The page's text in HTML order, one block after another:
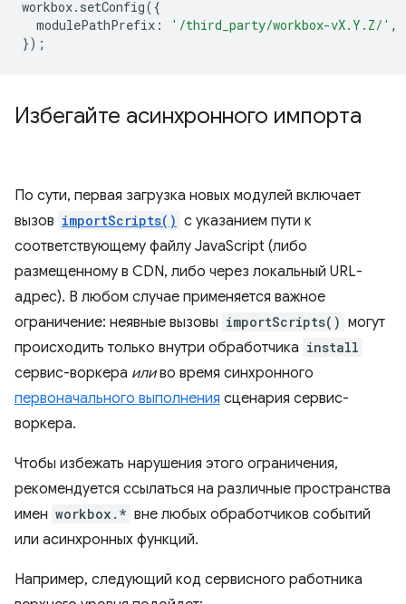
workbox. setConfig({
modulePathPrefix : '/third_party/workbox-vX.Y.Z/' ,
});
Избегайте асинхронного импорта
По сути, первая загрузка новых модулей включает
вызов importScripts() с указанием пути к
соответствующему файлу JavaScript (либо
размещенному в CDN, либо через локальный URL-
адрес). В любом случае применяется важное
ограничение: неявные вызовы importScripts() могут
происходить только внутри обработчика install
сервис-воркера иливо время синхронного
первоначального выполнения сценария сервис-
воркера.
Чтобы избежать нарушения этого ограничения,
рекомендуется ссылаться на различные пространства
имен workbox.* вне любых обработчиков событий
или асинхронных функций.
Например, следующий код сервисного работника